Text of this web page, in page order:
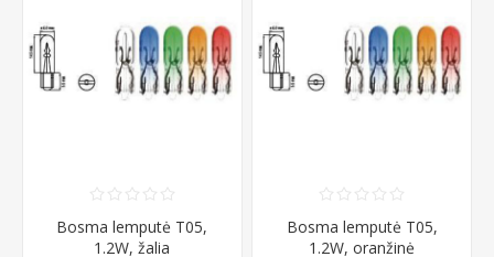
Bosma lemputė T05,
1.2W, žalia
Bosma lemputė T05,
1.2W, oranžinė